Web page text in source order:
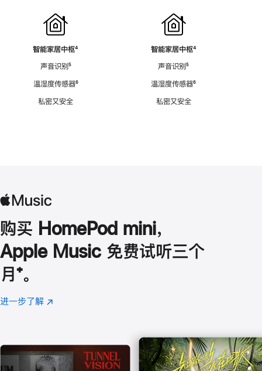
智能家居中枢脚
⁴
声音识别脚
⁵
温湿度传感器脚
⁶
私密又安全
智能家居中枢脚
⁴
声音识别脚
⁵
温湿度传感器脚
⁶
私密又安全
购买 HomePod mini，
Apple Music 免费试听三个
月 脚
注
⁺。
进一步了解 Apple
(在
口
中